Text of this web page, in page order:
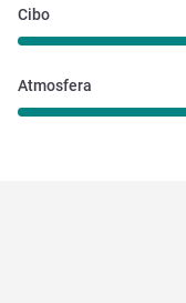
Cibo
Atmosfera